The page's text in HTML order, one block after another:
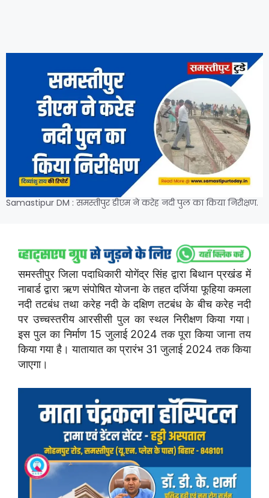
Samastipur DM : समस्तीपुर डीएम ने करेह नदी पुल का किया निरीक्षण.
समस्तीपुर जिला पदाधिकारी योगेंद्र सिंह द्वारा बिथान प्रखंड में
नाबार्ड द्वारा ऋण संपोषित योजना के तहत दर्जिया फूहिया कमला
नदी तटबंध तथा करेह नदी के दक्षिण तटबंध के बीच करेह नदी
पर उच्चस्तरीय आरसीसी पुल का स्थल निरीक्षण किया गया।
इस पुल का निर्माण 15 जुलाई 2024 तक पूरा किया जाना तय
किया गया है। यातायात का प्रारंभ 31 जुलाई 2024 तक किया
जाएगा।